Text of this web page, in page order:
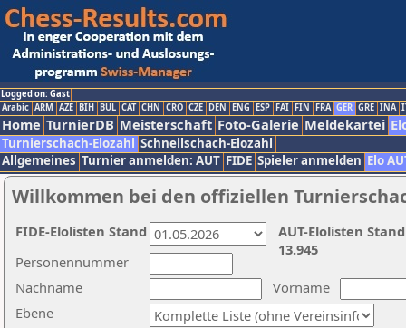
Logged on: Gast
Arabic ARM AZE BIH BUL CAT CHN CRO CZE DEN ENG ESP FAI FIN FRA GER GRE INA
Home TurnierDB Meisterschaft Foto-Galerie Meldekartei
Turnierschach-Elozahl Schnellschach-Elozahl
Allgemeines Turnier anmelden: AUT FIDE Spieler anmelden Elo
Willkommen bei den offiziellen
Nachname
Vorname
Ebene
Personennummer
AUT-Elolisten
13.945
FIDE-Elolisten Stand